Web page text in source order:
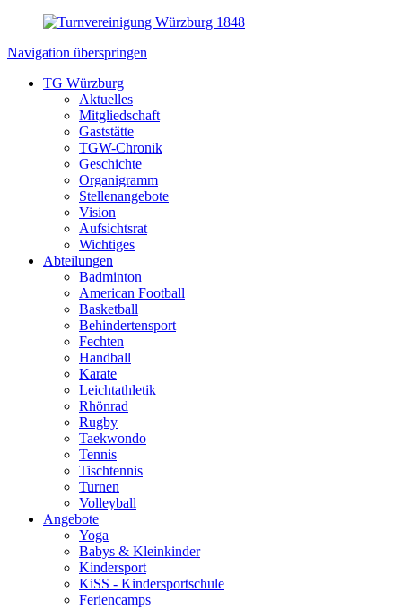
Navigation überspringen
TG Würzburg
Aktuelles
Mitgliedschaft
Gaststätte
TGW-Chronik
Geschichte
Organigramm
Stellenangebote
Vision
Aufsichtsrat
Wichtiges
Abteilungen
Badminton
American Football
Basketball
Behindertensport
Fechten
Handball
Karate
Leichtathletik
Rhönrad
Rugby
Taekwondo
Tennis
Tischtennis
Turnen
Volleyball
Angebote
Yoga
Babys & Kleinkinder
Kindersport
KiSS - Kindersportschule
Feriencamps